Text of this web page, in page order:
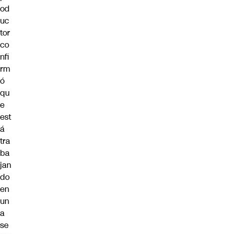
od
uc
tor
co
nfi
rm
ó
qu
e
est
á
tra
ba
jan
do
en
un
a
se